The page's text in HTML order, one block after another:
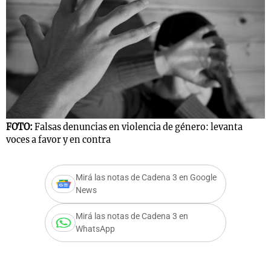
FOTO: Falsas denuncias en violencia de género: levanta
voces a favor y en contra
Mirá las notas de Cadena 3 en Google
News
Mirá las notas de Cadena 3 en
WhatsApp